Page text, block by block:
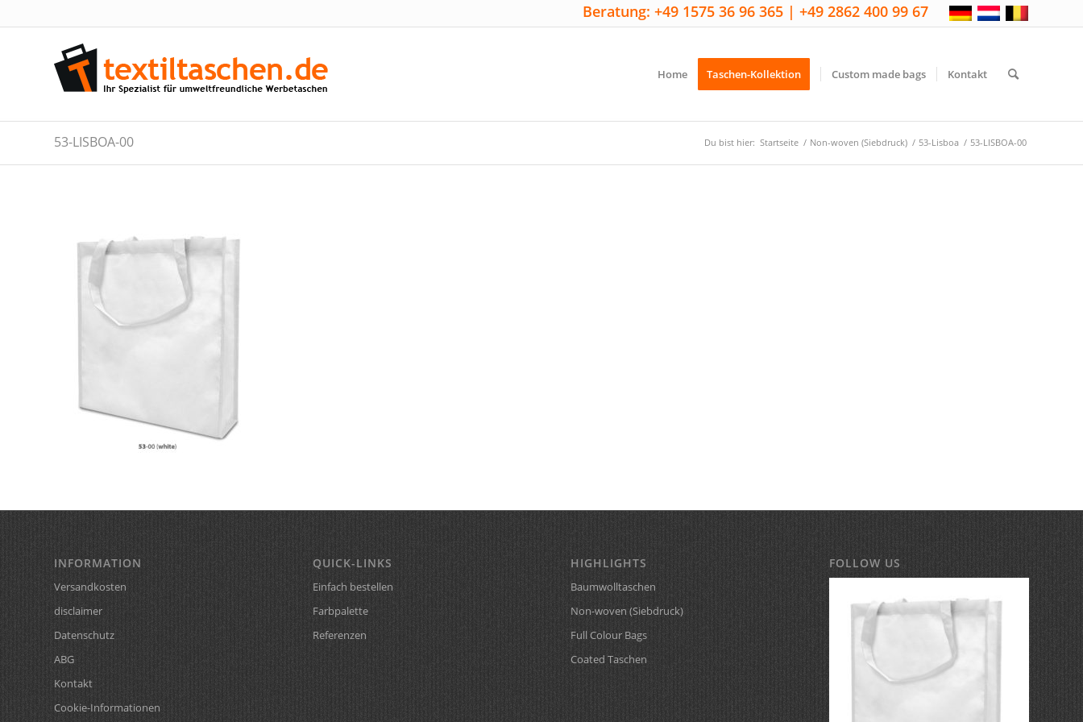
Beratung: +49 1575 36 96 365 | +49 2862 400 99 67
Home Taschen-Kollektion Custom made bags Kontakt
53-LISBOA-00 Du bist hier: Startseite / Non-woven (Siebdruck) / 53-Lisboa / 53-LISBOA-00
INFORMATION
Versandkosten
disclaimer
Datenschutz
ABG
Kontakt
Cookie-Informationen
QUICK-LINKS
Einfach bestellen
Farbpalette
Referenzen
HIGHLIGHTS
Baumwolltaschen
Non-woven (Siebdruck)
Full Colour Bags
Coated Taschen
FOLLOW US